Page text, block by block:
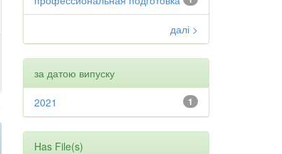
далі >
за датою випуску
1
2021
Has File(s)